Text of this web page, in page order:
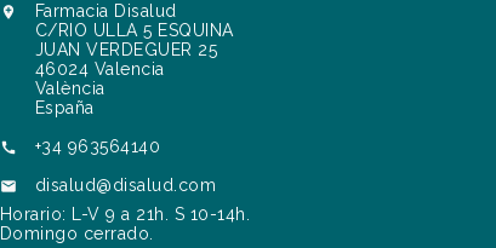

Farmacia Disalud
C/RIO ULLA 5 ESQUINA
JUAN VERDEGUER 25
46024 Valencia
València
España
 +34 963564140

disalud@disalud.com
Horario: L-V 9 a 21h. S 10-14h.
Domingo cerrado.